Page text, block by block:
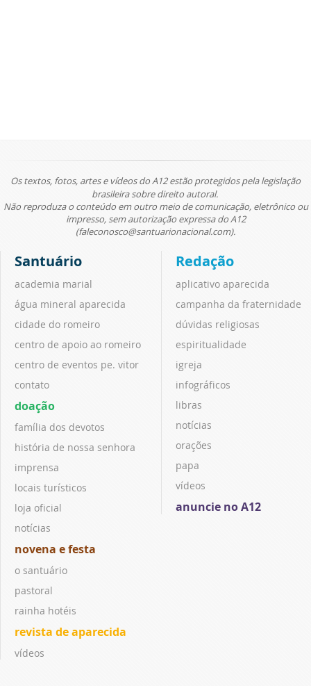
Os textos, fotos, artes e vídeos do A12 estão protegidos pela legislação
brasileira sobre direito autoral.
Não reproduza o conteúdo em outro meio de comunicação, eletrônico ou
impresso, sem autorização expressa do A12
(faleconosco@santuarionacional.com).
Santuário
academia marial
água mineral aparecida
cidade do romeiro
centro de apoio ao romeiro
centro de eventos pe. vitor
contato
doação
família dos devotos
história de nossa senhora
imprensa
locais turísticos
loja oficial
notícias
novena e festa
o santuário
pastoral
rainha hotéis
revista de aparecida
vídeos
Redação
aplicativo aparecida
campanha da fraternidade
dúvidas religiosas
espiritualidade
igreja
infográficos
libras
notícias
orações
papa
vídeos
anuncie no A12